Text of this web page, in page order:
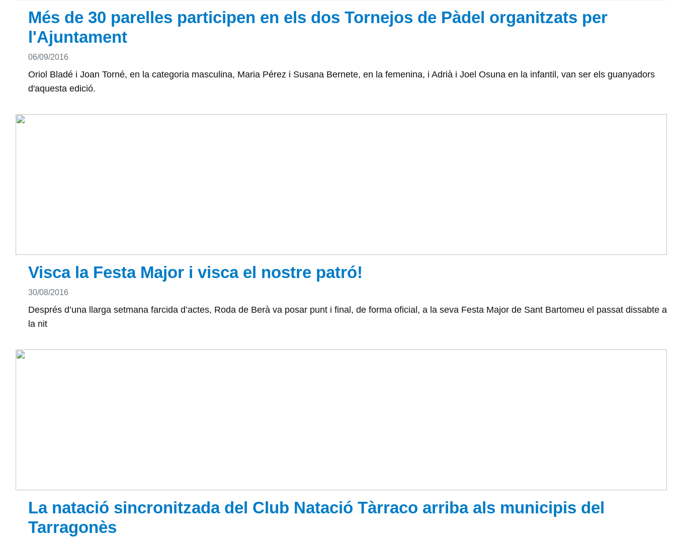
Més de 30 parelles participen en els dos Tornejos de Pàdel organitzats per
l'Ajuntament
Detalls
06/09/2016
Oriol Bladé i Joan Torné, en la categoria masculina, Maria Pérez i Susana Bernete, en la femenina, i Adrià i Joel Osuna en la infantil, van ser els guanyadors
d'aquesta edició.
Visca la Festa Major i visca el nostre patró!
Detalls
30/08/2016
Després d’una llarga setmana farcida d’actes, Roda de Berà va posar punt i final, de forma oficial, a la seva Festa Major de Sant Bartomeu el passat dissabte a
la nit
La natació sincronitzada del Club Natació Tàrraco arriba als municipis del
Tarragonès